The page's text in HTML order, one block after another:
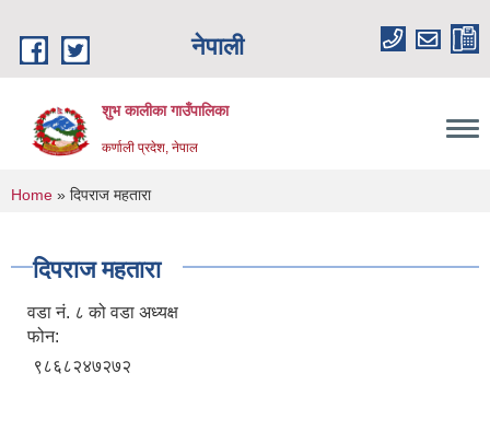
नेपाली
शुभ कालीका गाउँपालिका
कर्णाली प्रदेश, नेपाल
You are here
Home » दिपराज महतारा
दिपराज महतारा
वडा नं. ८ को वडा अध्यक्ष
फोन:
९८६८२४७२७२